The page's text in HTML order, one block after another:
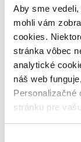
Aby sme
mohli vám
cookies.
stránka vôbec
analytické
náš web
Personalizačné
stránku pre
nám zas
Téma
láska (1
Pre koho
pre ženy
Vydavateľstvo
Publishers1